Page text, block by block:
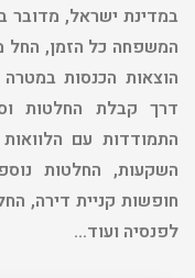
במדינת ישראל, מדובר
המשפחה כל הזמן, החל
הוצאות הכנסות
דרך קבלת החלטות
התמודדות עם הלוואות
השקעות, החלטות
חופשות קניית דירה,
לפנסיה ועוד…